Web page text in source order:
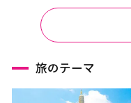
旅のテーマ